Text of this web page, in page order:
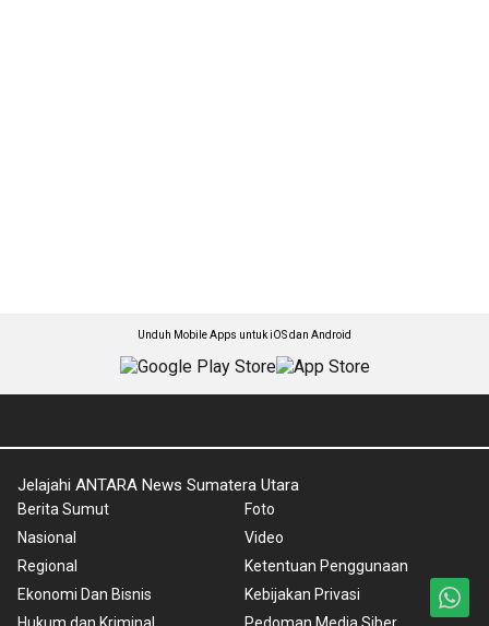
Unduh Mobile Apps untuk iOS dan Android
Jelajahi ANTARA News Sumatera Utara
Berita Sumut
Nasional
Regional
Ekonomi Dan Bisnis
Hukum dan Kriminal
Foto
Video
Ketentuan Penggunaan
Kebijakan Privasi
Pedoman Media Siber